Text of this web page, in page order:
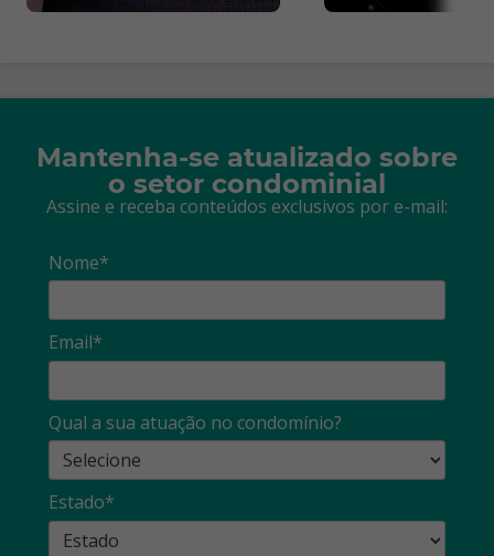
Mantenha-se atualizado sobre
o setor condominial
Assine e receba conteúdos exclusivos por e-mail:
Nome*
Email*
Qual a sua atuação no condomínio?
Estado*